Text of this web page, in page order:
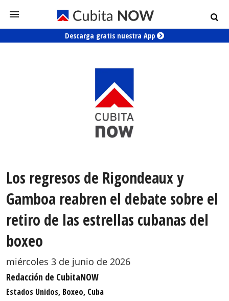
Descarga gratis nuestra App
Los regresos de Rigondeaux y
Gamboa reabren el debate sobre el
retiro de las estrellas cubanas del
boxeo
miércoles 3 de junio de 2026
Redacción de CubitaNOW
Estados Unidos, Boxeo, Cuba